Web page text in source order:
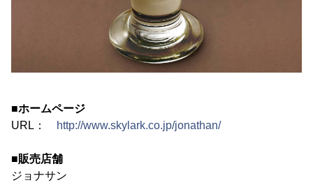
■ホームページ
URL：
http://www.skylark.co.jp/jonathan/
■販売店舗
ジョナサン